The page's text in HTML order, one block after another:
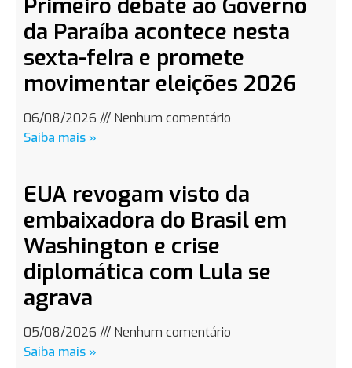
da Paraíba acontece nesta
sexta-feira e promete
movimentar eleições 2026
06/08/2026
Nenhum comentário
Saiba mais »
EUA revogam visto da
embaixadora do Brasil em
Washington e crise
diplomática com Lula se
agrava
05/08/2026
Nenhum comentário
Saiba mais »